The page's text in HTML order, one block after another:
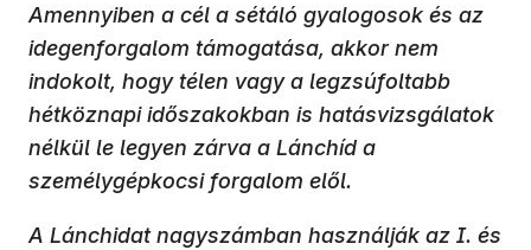
Amennyiben a cél a sétáló gyalogosok és az
idegenforgalom támogatása, akkor nem
indokolt, hogy télen vagy a legzsúfoltabb
hétköznapi időszakokban is hatásvizsgálatok
nélkül le legyen zárva a Lánchíd a
személygépkocsi forgalom elől.
A Lánchidat nagyszámban használják az I. és